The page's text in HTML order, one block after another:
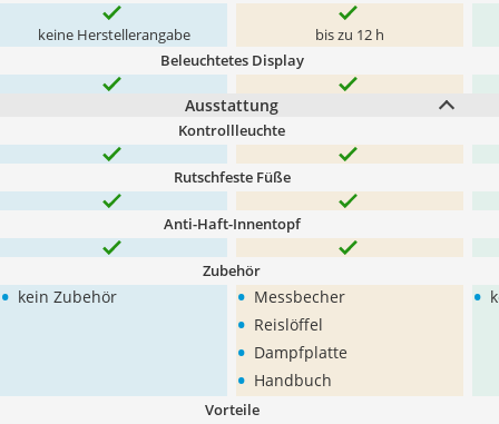
keine Herstellerangabe bis zu 12 h
Beleuchtetes Display
Ausstattung
Kontrollleuchte
Rutschfeste Füße
Anti-Haft-Innentopf
Zubehör
• kein Zubehör • Messbecher
• Reislöffel
• Dampfplatte
• Handbuch
•
Vorteile